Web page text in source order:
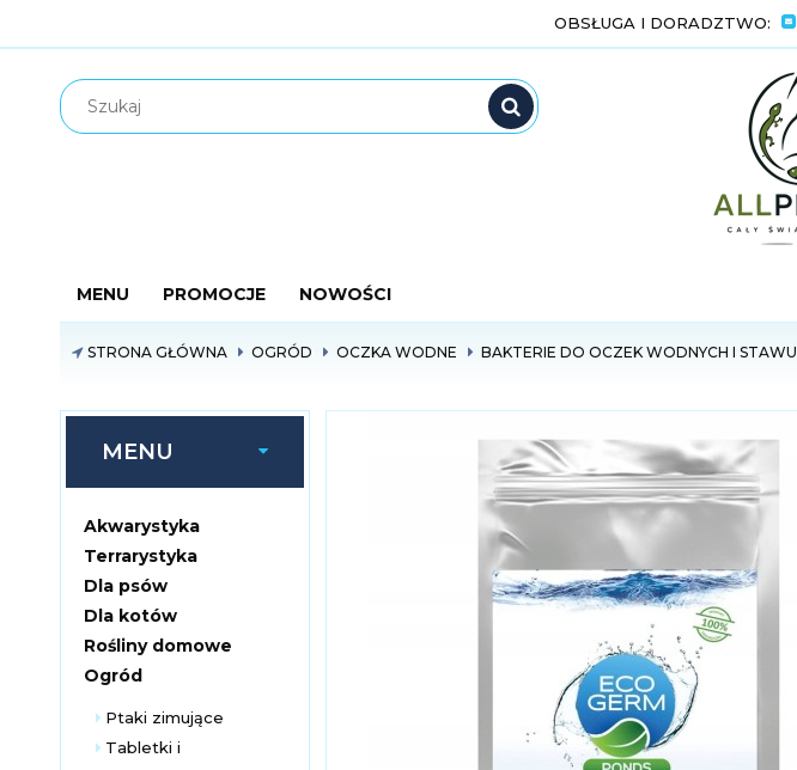
OBSŁUGA I DORADZTWO:
MENU PROMOCJE NOWOŚCI
STRONA GŁÓWNA OGRÓD OCZKA WODNE BAKTERIE DO OCZEK WODNYCH I STAWU
MENU
Akwarystyka
Terrarystyka
Dla psów
Dla kotów
Rośliny domowe
Ogród
Ptaki zimujące
Tabletki i